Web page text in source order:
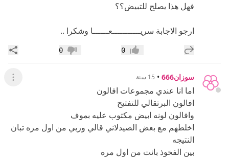
فهل هذا يصلح للتبيض؟؟
ارجو الاجابة سريـــــــــــعــــــا وشكرا ..
إضافة رد جديد إعجاب0 عدم إعجاب
0
سوزان666 • 15 سنة عرض
اما انا عندي مجموعات افالون
افالون البرتقالي للتفتيح
وافالون لونه ابيض مكتوب عليه بموف
اخلطهم مع بعض الصيدلاني قالي وربي من اول مره تبان
النتيجه
بين الفخوذ بانت من اول مره